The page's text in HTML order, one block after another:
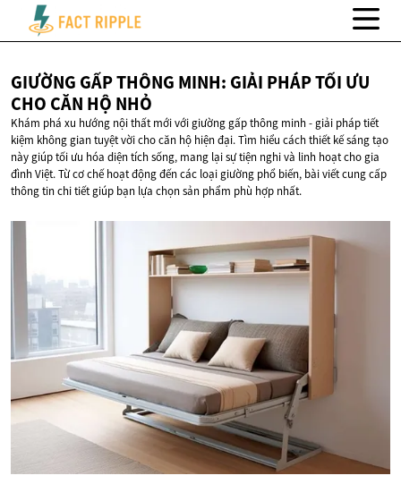
GIƯỜNG GẤP THÔNG MINH: GIẢI PHÁP TỐI ƯU
CHO CĂN HỘ NHỎ
Khám phá xu hướng nội thất mới với giường gấp thông minh - giải pháp tiết
kiệm không gian tuyệt vời cho căn hộ hiện đại. Tìm hiểu cách thiết kế sáng tạo
này giúp tối ưu hóa diện tích sống, mang lại sự tiện nghi và linh hoạt cho gia
đình Việt. Từ cơ chế hoạt động đến các loại giường phổ biến, bài viết cung cấp
thông tin chi tiết giúp bạn lựa chọn sản phẩm phù hợp nhất.